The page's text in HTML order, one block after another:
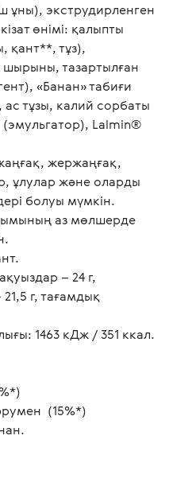
ұны), экструдирленген
өнімі: қалыпты
қант**, тұз),
тазартылған
«Банан» табиғи
ас тұзы, калий сорбаты
(эмульгатор), Lalmin®
жержаңғақ,
ұлулар және оларды
болуы мүмкін.
аз мөлшерде
– 24 г,
г, тағамдық
1463 кДж / 351 ккал.
(15%*)